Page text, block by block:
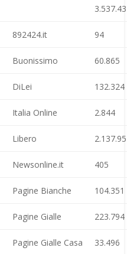
892424.it 94
Buonissimo 60.865
DiLei 132.324
Italia Online 2.844
Libero
Newsonline.it 405
Pagine Bianche 104.351
Pagine Gialle 223.794
Pagine Gialle Casa 33.496